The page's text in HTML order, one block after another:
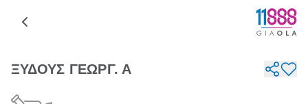
ΞΥΔΟΥΣ ΓΕΩΡΓ. Α